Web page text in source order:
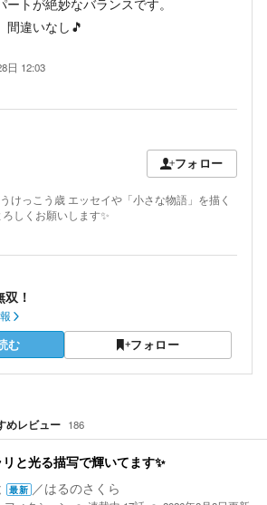
トが絶妙なバランスです。
間違いなし🎵
日 12:03
フォロー
けっこう歳 エッセイや「小さな物語」を描く
しくお願いします✨️
！
む フォロー
めレビュー 186
と光る描写で輝いてます✨️
最新 ／はるのさくら